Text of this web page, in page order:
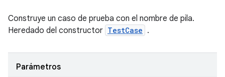
Construye un caso de prueba con el nombre de pila.
Heredado del constructor TestCase .
Parámetros